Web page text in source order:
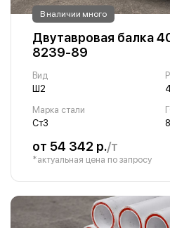
В наличии много
Двутавровая балка
8239-89
Вид
Ш2
Марка стали
Ст3
от 54 342 р./т
*актуальная цена по запросу